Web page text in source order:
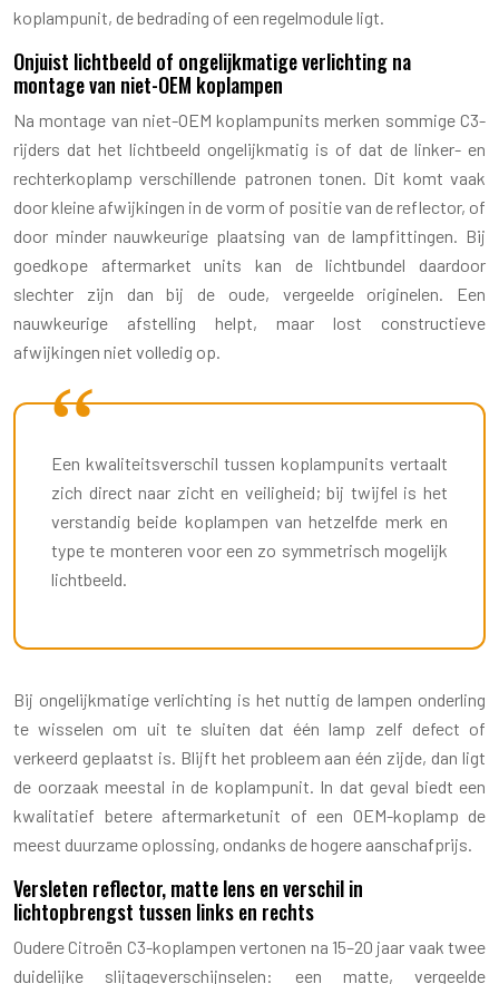
koplampunit, de bedrading of een regelmodule ligt.
Onjuist lichtbeeld of ongelijkmatige verlichting na
montage van niet-OEM koplampen
Na montage van niet-OEM koplampunits merken sommige C3-
rijders dat het lichtbeeld ongelijkmatig is of dat de linker- en
rechterkoplamp verschillende patronen tonen. Dit komt vaak
door kleine afwijkingen in de vorm of positie van de reflector, of
door minder nauwkeurige plaatsing van de lampfittingen. Bij
goedkope aftermarket units kan de lichtbundel daardoor
slechter zijn dan bij de oude, vergeelde originelen. Een
nauwkeurige afstelling helpt, maar lost constructieve
afwijkingen niet volledig op.
Een kwaliteitsverschil tussen koplampunits vertaalt
zich direct naar zicht en veiligheid; bij twijfel is het
verstandig beide koplampen van hetzelfde merk en
type te monteren voor een zo symmetrisch mogelijk
lichtbeeld.
Bij ongelijkmatige verlichting is het nuttig de lampen onderling
te wisselen om uit te sluiten dat één lamp zelf defect of
verkeerd geplaatst is. Blijft het probleem aan één zijde, dan ligt
de oorzaak meestal in de koplampunit. In dat geval biedt een
kwalitatief betere aftermarketunit of een OEM-koplamp de
meest duurzame oplossing, ondanks de hogere aanschafprijs.
Versleten reflector, matte lens en verschil in
lichtopbrengst tussen links en rechts
Oudere Citroën C3-koplampen vertonen na 15–20 jaar vaak twee
duidelijke slijtageverschijnselen: een matte, vergeelde